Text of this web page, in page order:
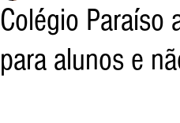
Colégio Paraíso
para alunos e